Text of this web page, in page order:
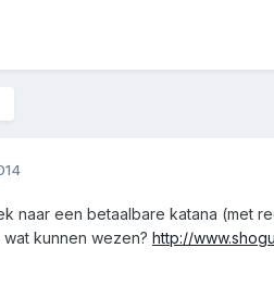
naar een betaalbare katana (met
kunnen wezen? http://